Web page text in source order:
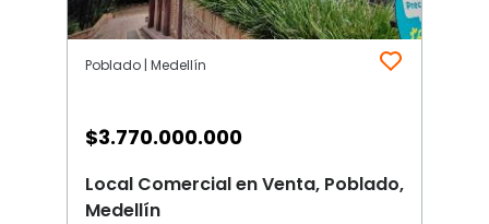
Poblado | Medellín
$3.770.000.000
Local Comercial en Venta, Poblado,
Medellín